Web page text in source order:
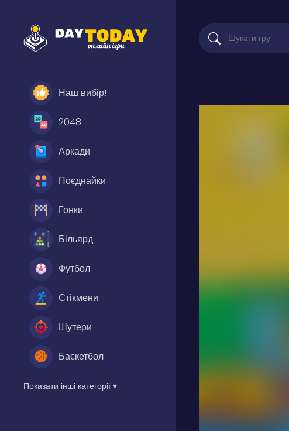
Наш вибір!
2048
Аркади
Поєднайки
Гонки
Більярд
Футбол
Стікмени
Шутери
Баскетбол
Показати інші категорії ▾